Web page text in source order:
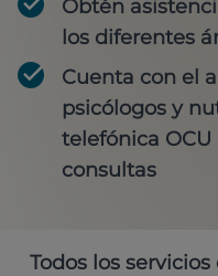
Obtén
los diferentes
Cuenta con el
psicólogos y
telefónica
consultas
Todos los